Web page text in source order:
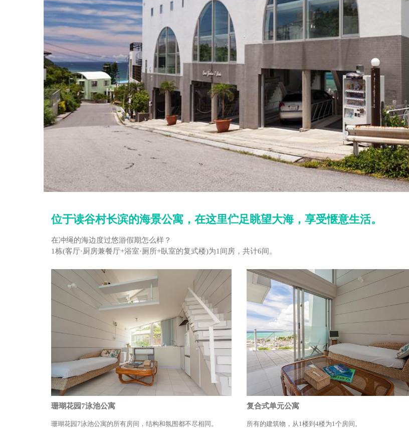
位于读谷村长滨的海景公寓，在这里伫足眺望大海，享受惬意生活。
在冲绳的海边度过悠游假期怎么样？
1栋(客厅·厨房兼餐厅+浴室·厕所+臥室的复式楼)为1间房，共计6间。
珊瑚花园7泳池公寓
珊瑚花园7泳池公寓的所有房间，结构和氛围都不尽相同。
复合式单元公寓
所有的建筑物，从1楼到4楼为1个房间。